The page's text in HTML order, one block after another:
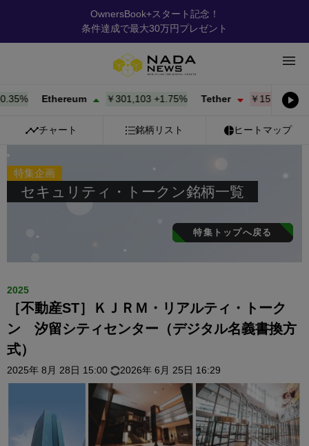
OwnersBook+スタート記念！
条件達成で最大30万円プレゼント
Ethereum ￥301,103+ 1.75% Tether ￥157.95 -
チャート 銘柄リスト ヒートマップ
特集企画
セキュリティ・トークン銘柄一覧
特集トップへ戻る
2025
［不動産ST］ＫＪＲＭ・リアルティ・トーク
ン 汐留シティセンター（デジタル名義書換方
式）
2025年 8月 28日 15:00 2026年 6月 25日 16:29